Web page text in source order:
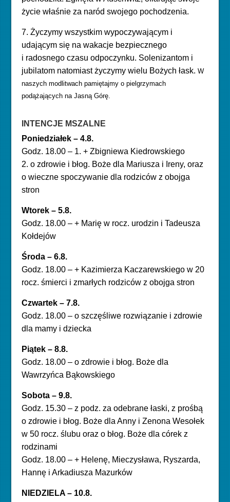
życie właśnie za naród swojego pochodzenia.
7. Życzymy wszystkim wypoczywającym i
udającym się na wakacje bezpiecznego
i radosnego czasu odpoczynku. Solenizantom i
jubilatom natomiast życzymy wielu Bożych łask.W
naszych modlitwach pamiętajmy o pielgrzymach
podążających na Jasną Górę.
INTENCJE MSZALNE
Poniedziałek – 4.8.
Godz. 18.00 – 1. + Zbigniewa Kiedrowskiego
2. o zdrowie i błog. Boże dla Mariusza i Ireny, oraz
o wieczne spoczywanie dla rodziców z obojga
stron
Wtorek – 5.8.
Godz. 18.00 – + Marię w rocz. urodzin i Tadeusza
Kołdejów
Środa – 6.8.
Godz. 18.00 – + Kazimierza Kaczarewskiego w 20
rocz. śmierci i zmarłych rodziców z obojga stron
Czwartek – 7.8.
Godz. 18.00 – o szczęśliwe rozwiązanie i zdrowie
dla mamy i dziecka
Piątek – 8.8.
Godz. 18.00 – o zdrowie i błog. Boże dla
Wawrzyńca Bąkowskiego
Sobota – 9.8.
Godz. 15.30 – z podz. za odebrane łaski, z prośbą
o zdrowie i błog. Boże dla Anny i Zenona Wesołek
w 50 rocz. ślubu oraz o błog. Boże dla córek z
rodzinami
Godz. 18.00 – + Helenę, Mieczysława, Ryszarda,
Hannę i Arkadiusza Mazurków
NIEDZIELA – 10.8.